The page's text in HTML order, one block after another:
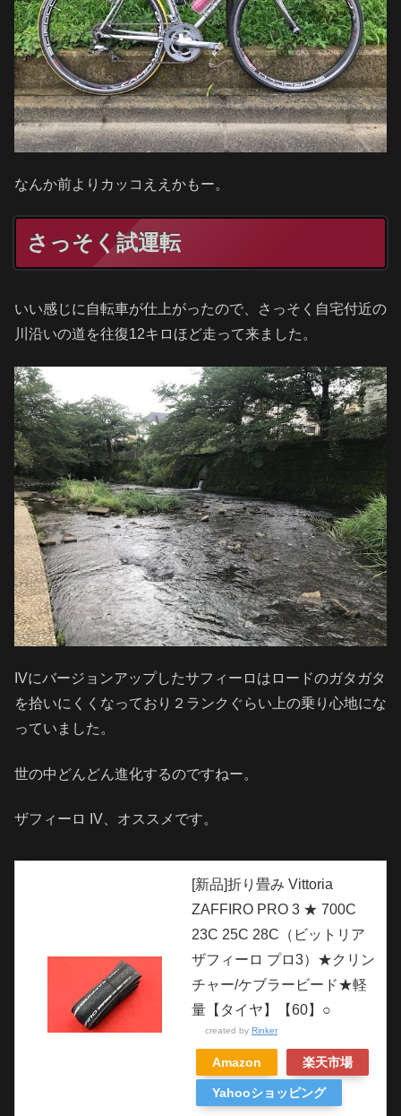
なんか前よりカッコええかもー。
さっそく試運転
いい感じに自転車が仕上がったので、さっそく自宅付近の
川沿いの道を往復12キロほど走って来ました。
IVにバージョンアップしたサフィーロはロードのガタガタ
を拾いにくくなっており２ランクぐらい上の乗り心地にな
っていました。
世の中どんどん進化するのですねー。
ザフィーロ IV、オススメです。
[新品]折り畳み Vittoria
ZAFFIRO PRO 3 ★ 700C
23C 25C 28C（ビットリア
ザフィーロ プロ3）★クリン
チャー/ケブラービード★軽
量【タイヤ】【60】○
created by Rinker
Amazon 楽天市場
Yahooショッピング